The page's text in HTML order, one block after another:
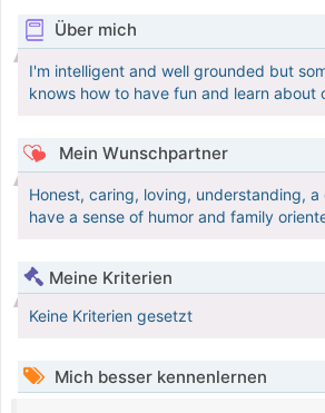
Über mich
I'm intelligent and well grounded but
knows how to have fun and learn about
Mein Wunschpartner
Honest, caring, loving, understanding,
have a sense of humor and family
Meine Kriterien
Keine Kriterien gesetzt
Mich besser kennenlernen